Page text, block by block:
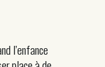
l’enfance